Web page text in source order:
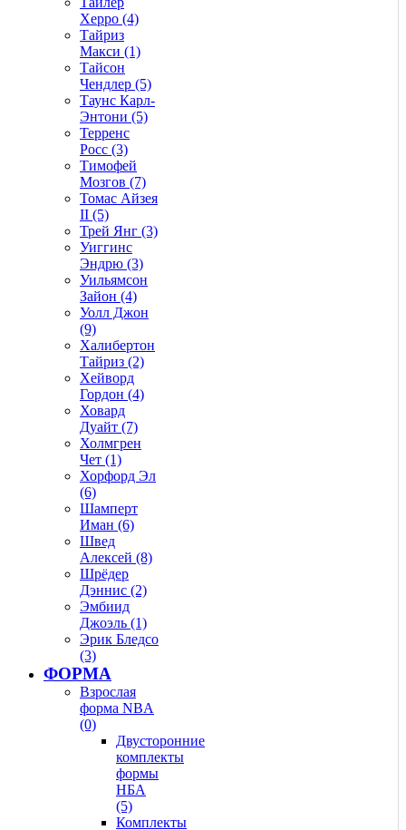
Херро (4)
Тайриз
Макси (1)
Тайсон
Чендлер (5)
Таунс Карл-
Энтони (5)
Терренс
Росс (3)
Тимофей
Мозгов (7)
Томас Айзея
II (5)
Трей Янг (3)
Уиггинс
Эндрю (3)
Уильямсон
Зайон (4)
Уолл Джон
(9)
Халибертон
Тайриз (2)
Хейворд
Гордон (4)
Ховард
Дуайт (7)
Холмгрен
Чет (1)
Хорфорд Эл
(6)
Шамперт
Иман (6)
Швед
Алексей (8)
Шрёдер
Дэннис (2)
Эмбиид
Джоэль (1)
Эрик Бледсо
(3)
ФОРМА
Взрослая
форма NBA
(0)
Двусторонние
комплекты
формы
НБА
(5)
Комплекты